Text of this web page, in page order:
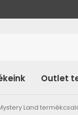
Outlet
Mystery Land